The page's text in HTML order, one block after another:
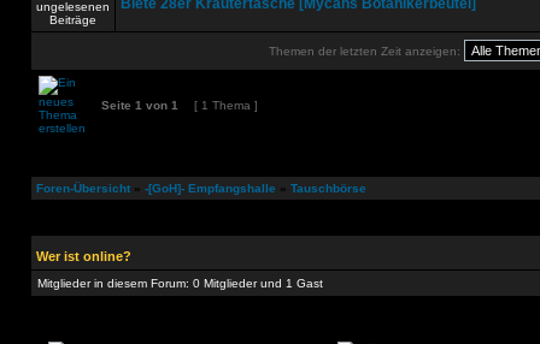
Biete 28er Kräutertasche [Mycahs Botanikerbeutel]
Themen der letzten Zeit anzeigen:
Seite 1 von 1 [ 1 Thema ]
Foren-Übersicht » -[GoH]- Empfangshalle » Tauschbörse
Wer ist online?
Mitglieder in diesem Forum: 0 Mitglieder und 1 Gast